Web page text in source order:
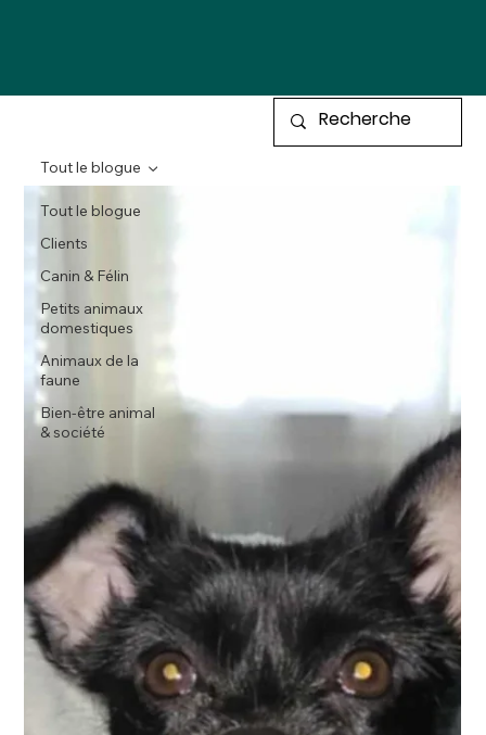
Tout le blogue
Clients
Canin & Félin
Petits animaux
domestiques
Animaux de la
faune
Bien-être animal
& société
Tout le blogue